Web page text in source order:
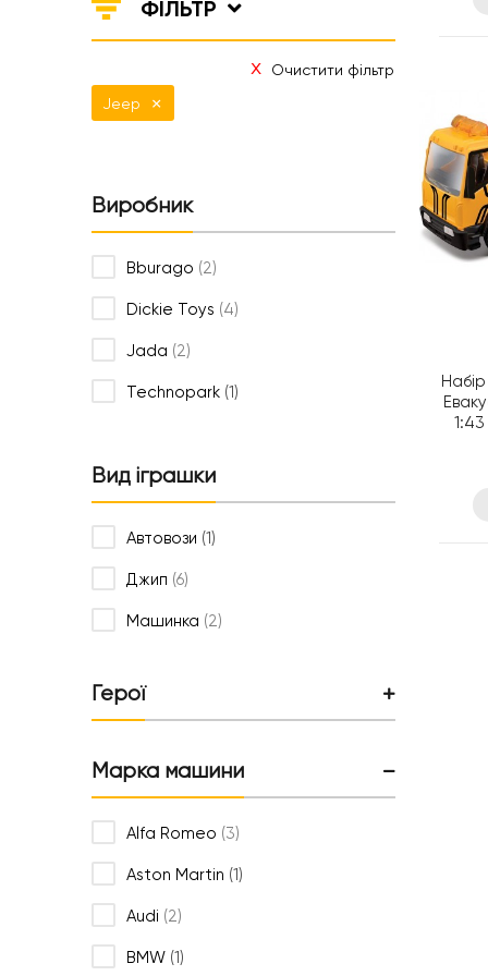
Салон краси
Навчальні іграшки
Нічники та проектори
Коляски та автокрісла
Ходунки
ФІЛЬТР
Очистити фільтр
Jeep
×
Виробник
Bburago (2)
Dickie Toys (4)
Jada (2)
Technopark (1)
Вид іграшки
Автовози (1)
Джип (6)
Машинка (2)
Герої
Марка машини
Alfa Romeo (3)
Aston Martin (1)
Audi (2)
BMW (1)